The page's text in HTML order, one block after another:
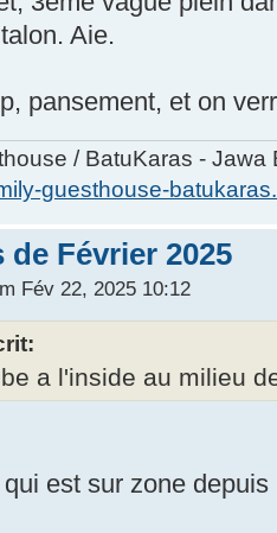
Aie.
pansement, et on
/ BatuKaras - Jawa
guesthouse-
de Février 2025
Fév 22, 2025 10:12
a l'inside au milieu
est sur zone depuis